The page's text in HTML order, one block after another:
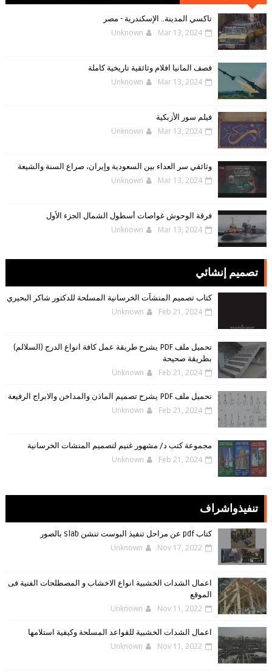
تاكسي المدينة.. الإسكندرية - مصر
Unknown Mar 13, 2024
قصف المانيا افلام وثائقية تاريخية كاملة
Unknown Mar 13, 2024
فيلم سور الأزبكية
Unknown Mar 13, 2024
وثائقي سر العداء بين السعودية وإيران، صراع السنة والشيعة
Unknown Mar 13, 2024
فرقة الوحوش غواصات أسطول الشمال الجزء الأول
Unknown Mar 13, 2024
تصميم إنشائي
كتاب تصميم المنشآت الخرسانية المسلحة للدكتور شاكر البحيري
Unknown Feb 21, 2024
تحميل ملف PDF يشرح طريقة عمل كافة انواع الدرج (السلالم)
بطريقة صحيحة
Unknown Feb 21, 2024
تحميل ملف PDF يشرح تصميم الماذن والمداخن والابراج الرفيعة
Unknown Feb 21, 2024
مجموعة كتب د/ مشهور غنيم لتصميم المنشات الخرسانية
Unknown Feb 21, 2024
تنفيذواشراف
كتاب pdf عن مراحل تنفيذ البوست تنشن slab بالصور
Unknown Nov 17, 2022
اعمال الشدات الخشبية انواع الاخشاب و المصطلحات الفنية فى
الموقع
Unknown Nov 11, 2022
اعمال الشدات الخشبية للقواعد المسلحة وكيفية استلامها
Unknown Nov 11, 2022